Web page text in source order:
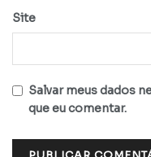
Site
Salvar meus dados
que eu comentar.